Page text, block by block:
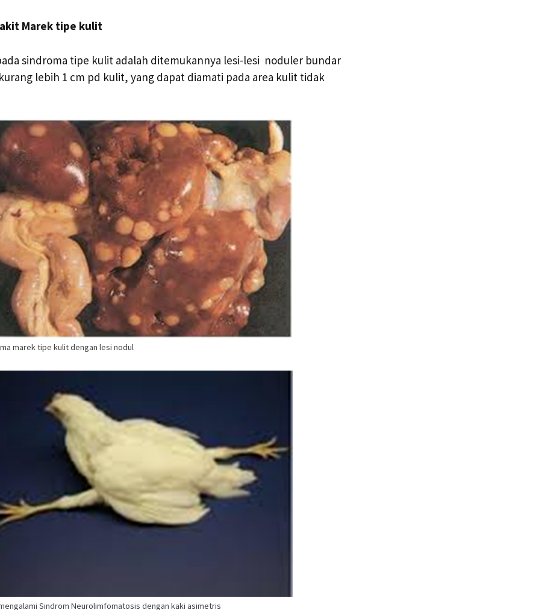
Marek tipe kulit
sindroma tipe kulit adalah ditemukannya lesi-lesi noduler bundar
lebih 1 cm pd kulit, yang dapat diamati pada area kulit tidak
marek tipe kulit dengan lesi nodul
Sindrom Neurolimfomatosis dengan kaki asimetris